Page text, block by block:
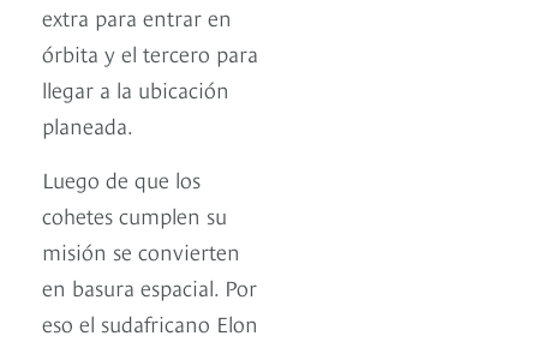
extra para entrar en
órbita y el tercero para
llegar a la ubicación
planeada.
Luego de que los
cohetes cumplen su
misión se convierten
en basura espacial. Por
eso el sudafricano Elon